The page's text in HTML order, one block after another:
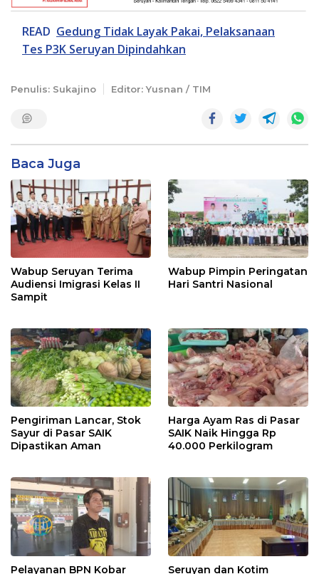
READ Gedung Tidak Layak Pakai, Pelaksanaan
Tes P3K Seruyan Dipindahkan
Penulis: Sukajino Editor: Yusnan / TIM
Baca Juga
Wabup Seruyan Terima
Audiensi Imigrasi Kelas II
Sampit
Wabup Pimpin Peringatan
Hari Santri Nasional
Pengiriman Lancar, Stok
Sayur di Pasar SAIK
Dipastikan Aman
Harga Ayam Ras di Pasar
SAIK Naik Hingga Rp
40.000 Perkilogram
Pelayanan BPN Kobar
Seruyan dan Kotim